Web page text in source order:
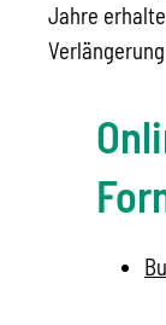
Jahre